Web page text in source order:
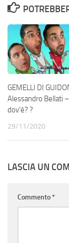
GEMELLI DI
Alessandro Bellati
dov’é? ?
29/11/2020
LASCIA UN
Commento*